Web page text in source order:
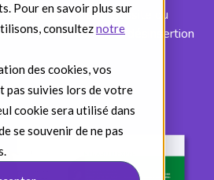
Pour en savoir plus sur
consulteznotre
des cookies, vos
pas suivies lors de votre
cookie sera utilisé dans
se souvenir de ne pas
contribuant à la réussite du
et à la prévention de la désinsertion